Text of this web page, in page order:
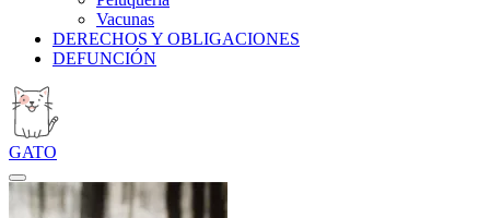
Vacunas
DERECHOS Y OBLIGACIONES
DEFUNCIÓN
GATO